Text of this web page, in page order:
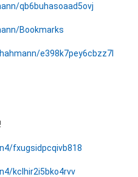
qb6buhasoaad5ovj
Bookmarks
e398k7pey6cbzz7l
fxugsidpcqivb818
kclhir2i5bko4rvv